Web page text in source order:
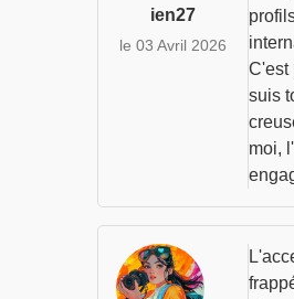
ien27
le 03 Avril 2026
C'est
suis
moi,